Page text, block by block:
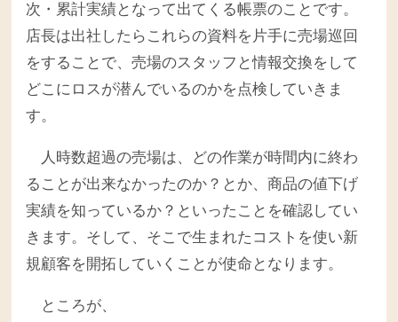
次・累計実績となって出てくる帳票のことです。
店長は出社したらこれらの資料を片手に売場巡回
をすることで、売場のスタッフと情報交換をして
どこにロスが潜んでいるのかを点検していきま
す。
人時数超過の売場は、どの作業が時間内に終わ
ることが出来なかったのか？とか、商品の値下げ
実績を知っているか？といったことを確認してい
きます。そして、そこで生まれたコストを使い新
規顧客を開拓していくことが使命となります。
ところが、